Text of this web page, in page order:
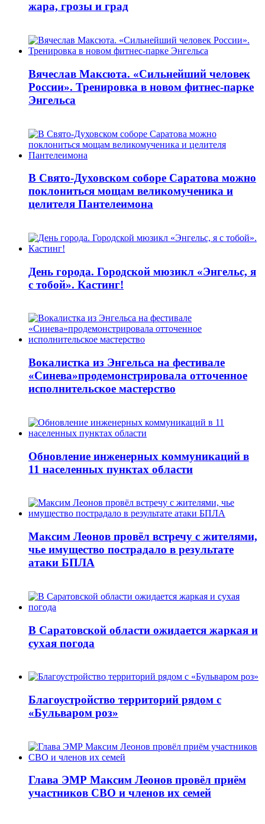
жара, грозы и град
Вячеслав Максюта. «Сильнейший человек
России». Тренировка в новом фитнес-парке
Энгельса
В Свято-Духовском соборе Саратова можно
поклониться мощам великомученика и
целителя Пантелеимона
День города. Городской мюзикл «Энгельс, я
с тобой». Кастинг!
Вокалистка из Энгельса на фестивале
«Синева»продемонстрировала отточенное
исполнительское мастерство
Обновление инженерных коммуникаций в
11 населенных пунктах области
Максим Леонов провёл встречу с жителями,
чье имущество пострадало в результате
атаки БПЛА
В Саратовской области ожидается жаркая и
сухая погода
Благоустройство территорий рядом с
«Бульваром роз»
Глава ЭМР Максим Леонов провёл приём
участников СВО и членов их семей